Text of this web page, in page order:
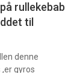
rullekebab
til
denne
gyros